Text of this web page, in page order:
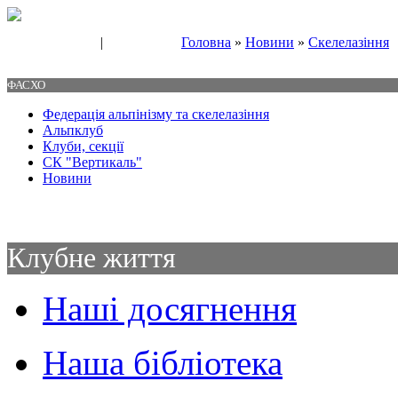
| Головна » Новини » Скелелазіння
ФАСХО
Федерація альпінізму та скелелазіння
Альпклуб
Клуби, секції
СК "Вертикаль"
Новини
Клубне життя
Наші досягнення
Наша бібліотека